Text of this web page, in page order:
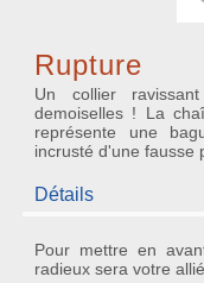
Rupture
Un collier
demoiselles ! La
représente une
incrusté d'une fausse
Détails
Pour mettre en
radieux sera votre